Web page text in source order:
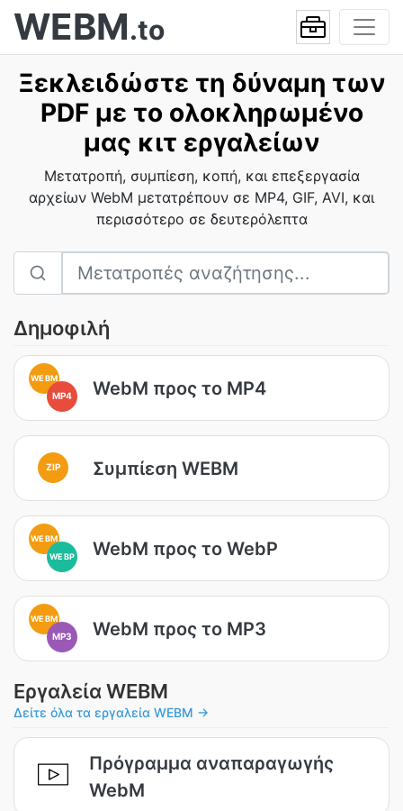
WEBM.to
Ξεκλειδώστε τη δύναμη των
PDF με το ολοκληρωμένο
μας κιτ εργαλείων
Μετατροπή, συμπίεση, κοπή, και επεξεργασία
αρχείων WebM μετατρέπουν σε MP4, GIF, AVI, και
περισσότερο σε δευτερόλεπτα
Δημοφιλή
WEBM
MP4 WebM προς το MP4
ZIP Συμπίεση WEBM
WEBM
WEBP
WebM προς το WebP
WEBM
MP3 WebM προς το MP3
Εργαλεία WEBM
Δείτε όλα τα εργαλεία WEBM →
Πρόγραμμα αναπαραγωγής
WebM